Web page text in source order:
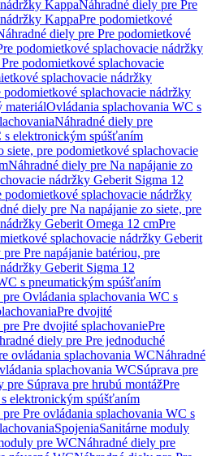
KappaNáhradné diely pre Pre
KappaPre podomietkové
diely pre Pre podomietkové
podomietkové splachovacie nádržky
podomietkové splachovacie
splachovacie nádržky
splachovacie nádržky
materiálOvládania splachovania WC s
Náhradné diely pre
elektronickým spúšťaním
siete, pre podomietkové splachovacie
Náhradné diely pre Na napájanie zo
nádržky Geberit Sigma 12
podomietkové splachovacie nádržky
diely pre Na napájanie zo siete, pre
Geberit Omega 12 cmPre
splachovacie nádržky Geberit
Pre napájanie batériou, pre
Geberit Sigma 12
s pneumatickým spúšťaním
Ovládania splachovania WC s
Pre dvojité
Pre dvojité splachovaniePre
diely pre Pre jednoduché
ovládania splachovania WCNáhradné
splachovania WCSúprava pre
pre Súprava pre hrubú montážPre
elektronickým spúšťaním
Pre ovládania splachovania WC s
SpojeniaSanitárne moduly
pre WCNáhradné diely pre